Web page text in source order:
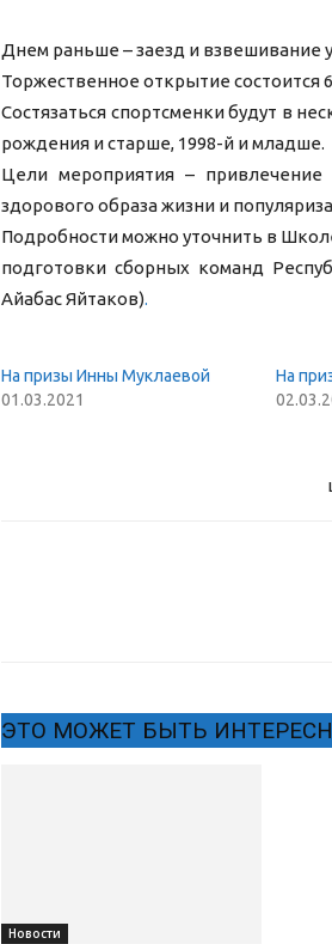
Днем раньше – заезд и взвешивание
Торжественное открытие состоится
Состязаться спортсменки будут в
рождения и старше, 1998-й и младше.
Цели мероприятия –
здорового образа жизни и
Подробности можно уточнить в
подготовки сборных команд
Айабас Яйтаков).
На призы Инны Муклаевой
01.03.2021
На
ЭТО МОЖЕТ БЫТЬ
Новости